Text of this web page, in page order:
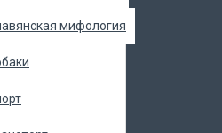
мифология